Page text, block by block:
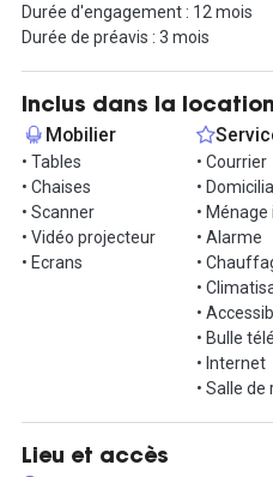
Contactez Louis directement
Durée d'engagement : 12 mois
Durée de préavis : 3 mois
Inclus dans la location
Mobilier
• Tables
• Chaises
• Scanner
• Vidéo projecteur
• Ecrans
• Courrier
•
• Ménage
• Alarme
•
•
•
• Bulle
• Internet
• Salle de
Lieu et accès